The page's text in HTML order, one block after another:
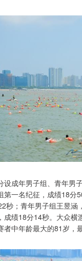
设成年男子组、青年男
第一名纪征，成绩18分
秒；青年男子组王昱涵
成绩18分14秒。大众横
中年龄最大的81岁，